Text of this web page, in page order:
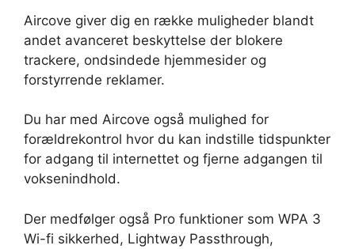
Aircove giver dig en række muligheder blandt
andet avanceret beskyttelse der blokere
trackere, ondsindede hjemmesider og
forstyrrende reklamer.
Du har med Aircove også mulighed for
forældrekontrol hvor du kan indstille tidspunkter
for adgang til internettet og fjerne adgangen til
voksenindhold.
Der medfølger også Pro funktioner som WPA 3
Wi-fi sikkerhed, Lightway Passthrough,